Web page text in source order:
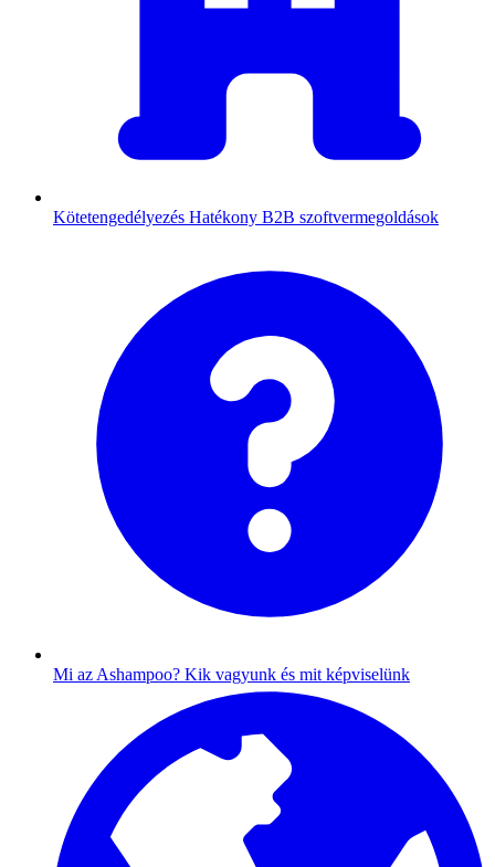
Kötetengedélyezés Hatékony B2B szoftvermegoldások
Mi az Ashampoo? Kik vagyunk és mit képviselünk